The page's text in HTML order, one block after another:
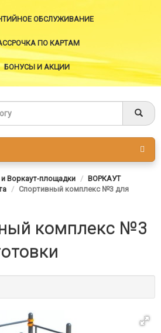
ОБСЛУЖИВАНИЕ
ПО КАРТАМ
БОНУСЫ И АКЦИИ
Воркаут-площадки
ВОРКАУТ
Спортивный комплекс №3 для
комплекс №3